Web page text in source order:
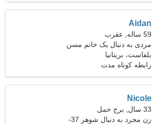
Aidan
59 ساله, عقرب
مردی به دنبال یک خانم مسن
52-55
بلفاست، بریتانیا
رابطه کوتاه مدت
Nicole
33 سال, برج حمل
زن مجرد به دنبال شوهر 37-